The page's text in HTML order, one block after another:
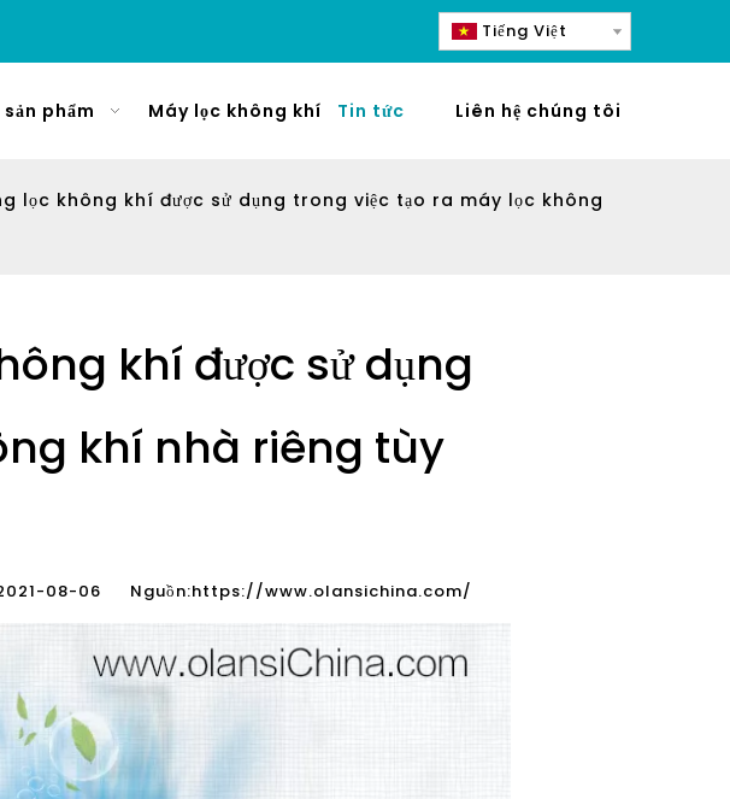
Tiếng Việt
phẩm Máy lọc không khí Tin tức Liên hệ chúng tôi
lọc không khí được sử dụng trong việc tạo ra máy lọc không
khí được sử dụng
khí nhà riêng tùy
08-06 Nguồn:https://www.olansichina.com/